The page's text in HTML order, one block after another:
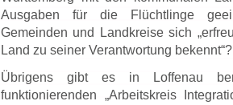
Ausgaben für die Flüchtlinge
Gemeinden und Landkreise sich
Land zu seiner Verantwortung bekennt“?
Übrigens gibt es in Loffenau
funktionierenden „Arbeitskreis